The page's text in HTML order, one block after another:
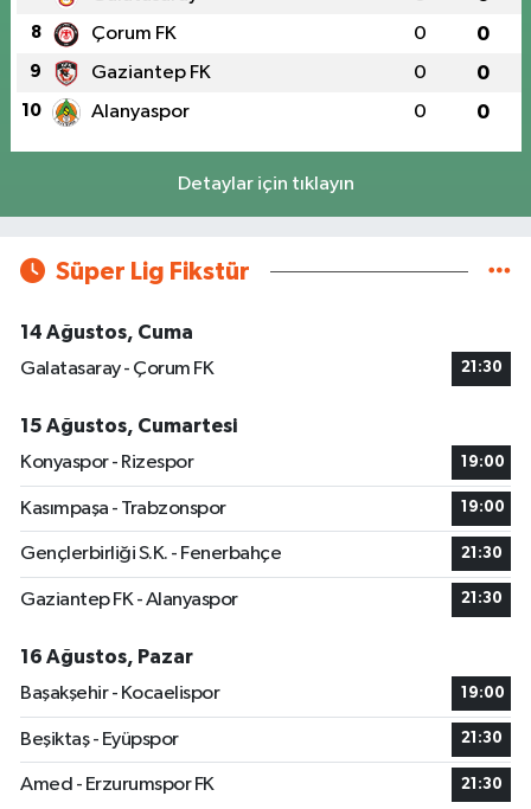
8 Çorum FK 0 0
9 Gaziantep FK 0 0
10 Alanyaspor 0 0
Detaylar için tıklayın
Süper Lig Fikstür
14 Ağustos, Cuma
Galatasaray - Çorum FK
21:30
15 Ağustos, Cumartesi
Konyaspor - Rizespor
19:00
Kasımpaşa - Trabzonspor 19:00
Gençlerbirliği S.K. - Fenerbahçe 21:30
Gaziantep FK - Alanyaspor 21:30
16 Ağustos, Pazar
Başakşehir - Kocaelispor
19:00
Beşiktaş - Eyüpspor 21:30
Amed - Erzurumspor FK 21:30